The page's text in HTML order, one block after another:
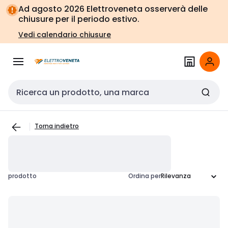
Vai alla
navigazione
Vai
alla
pagina
Ad agosto 2026 Elettroveneta osserverà delle
chiusure per il periodo estivo.
Vedi calendario chiusure
Cerca input
Torna indietro
prodotto Ordina per